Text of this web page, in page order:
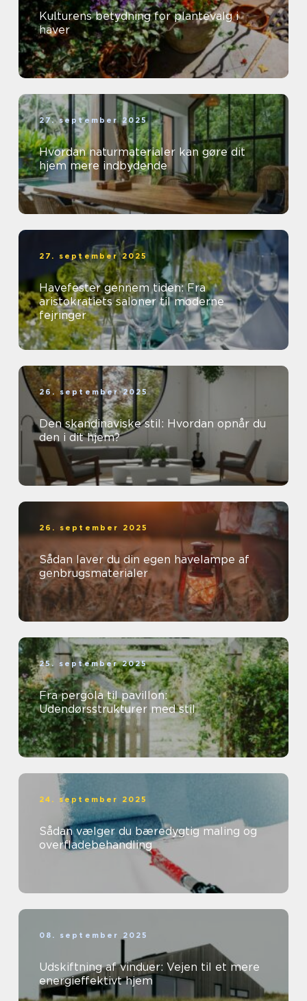
Kulturens betydning for plantevalg i
haver
27. september 2025
Hvordan naturmaterialer kan gøre dit
hjem mere indbydende
27. september 2025
Havefester gennem tiden: Fra
aristokratiets saloner til moderne
fejringer
26. september 2025
Den skandinaviske stil: Hvordan opnår du
den i dit hjem?
26. september 2025
Sådan laver du din egen havelampe af
genbrugsmaterialer
25. september 2025
Fra pergola til pavillon:
Udendørsstrukturer med stil
24. september 2025
Sådan vælger du bæredygtig maling og
overfladebehandling
08. september 2025
Udskiftning af vinduer: Vejen til et mere
energieffektivt hjem